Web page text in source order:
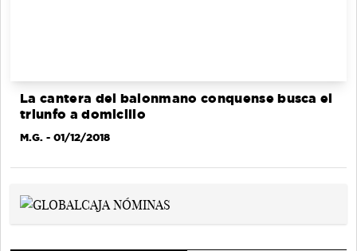
La cantera del balonmano conquense busca el
triunfo a domicilio
M.G. - 01/12/2018